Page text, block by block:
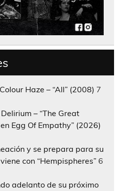
Haze – “All” (2008) 7
– “The Great
Egg Of Empathy” (2026)
y se prepara para su
con “Hempispheres” 6
adelanto de su próximo